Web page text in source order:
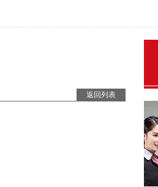
返回列表